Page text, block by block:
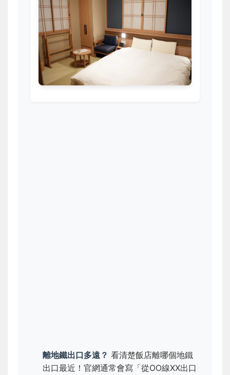
離地鐵出口多遠？ 看清楚飯店離哪個地鐵
出口最近！官網通常會寫「從OO線XX出口